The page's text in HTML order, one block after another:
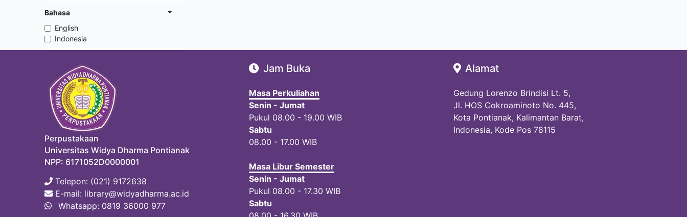
Bahasa
English
Indonesia
Perpustakaan
Universitas Widya Dharma Pontianak
NPP: 6171052D0000001
Telepon: (021) 9172638
E-mail: library@widyadharma.ac.id
Whatsapp: 0819 36000 977
Jam Buka
Masa Perkuliahan
Senin - Jumat
Pukul 08.00 - 19.00 WIB
Sabtu
08.00 - 17.00 WIB
Masa Libur Semester
Senin - Jumat
Pukul 08.00 - 17.30 WIB
Sabtu
Alamat
Gedung Lorenzo Brindisi Lt. 5,
Jl. HOS Cokroaminoto No. 445,
Kota Pontianak, Kalimantan Barat,
Indonesia, Kode Pos 78115